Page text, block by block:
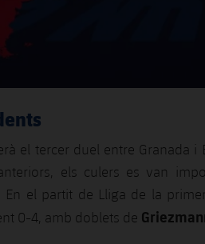
el tercer duel entre Granada
els culers es van
En el partit de Lliga de la
0-4, amb doblets de